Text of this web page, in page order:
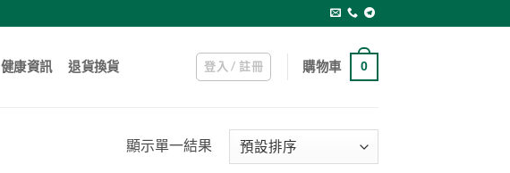
健康資訊 退貨換貨 登入 / 註冊 購物車 0
顯示單一結果